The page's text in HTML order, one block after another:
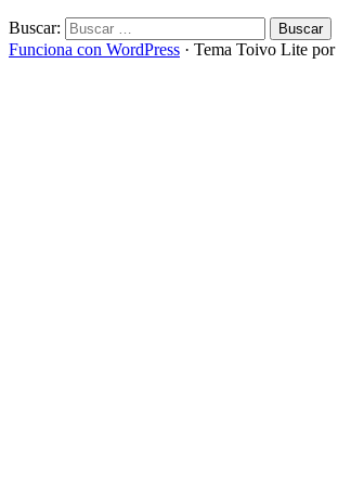
Buscar:
Funciona con WordPress · Tema Toivo Lite por